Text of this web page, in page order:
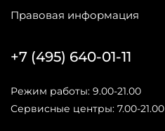
Правовая информация
+7 (495) 640-01-11
Режим работы: 9.00-21.00
Сервисные центры: 7.00-21.00